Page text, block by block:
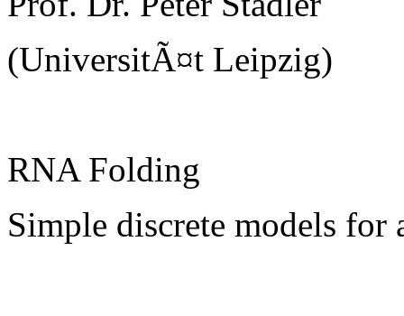
(UniversitÃ¤t Leipzig)
RNA Folding
Simple discrete models